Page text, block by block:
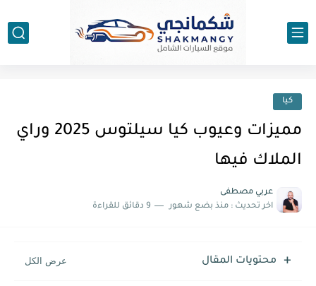
كيا
مميزات وعيوب كيا سيلتوس 2025 وراي
الملاك فيها
عربي مصطفى
اخر تحديث : منذ بضع شهور 9 دقائق للقراءة
محتويات المقال